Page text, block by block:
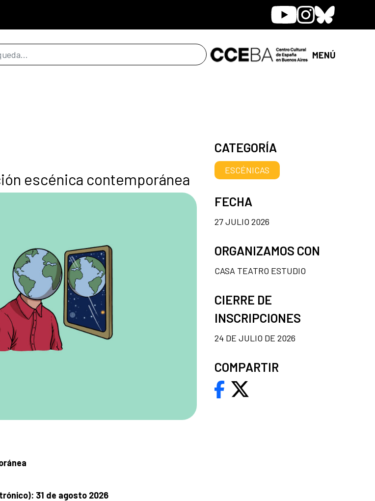
YoutubeInstagram
Bluesky
búsqueda MENÚ
escénica contemporánea
31 de agosto 2026
CATEGORÍA
ESCÉNICAS
FECHA
27 JULIO 2026
ORGANIZAMOS CON
CASA TEATRO ESTUDIO
CIERRE DE
INSCRIPCIONES
24 DE JULIO DE 2026
COMPARTIR